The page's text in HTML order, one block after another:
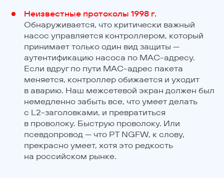
Неизвестные протоколы 1998 г.
Обнаруживается, что критически важный
насос управляется контроллером, который
принимает только один вид защиты —
аутентификацию насоса по MAC-адресу.
Если вдруг по пути MAC-адрес пакета
меняется, контроллер обижается и уходит
в аварию. Наш межсетевой экран должен был
немедленно забыть все, что умеет делать
с L2-заголовками, и превратиться
в проволоку. Быструю проволоку. Или
псевдопровод — что PT NGFW, к слову,
прекрасно умеет, хотя это редкость
на российском рынке.